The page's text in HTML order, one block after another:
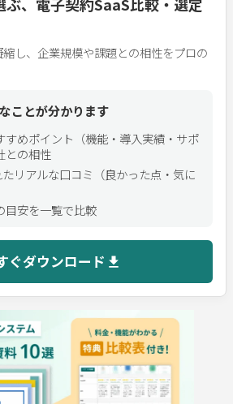
ぶ、電子契約SaaS比較・選定
し、企業規模や課題との相性をプロの
ことが分かります
すめポイント（機能・導入実績・サポ
との相性
リアルな口コミ（良かった点・気に
目安を一覧で比較
ぐダウンロード